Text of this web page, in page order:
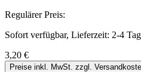
Regulärer Preis:
Sofort verfügbar, Lieferzeit: 2-4
3,20 €
Preise inkl. MwSt. zzgl.